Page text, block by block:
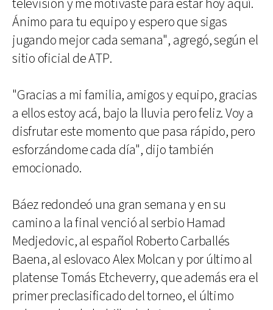
televisión y me motivaste para estar hoy aquí.
Ánimo para tu equipo y espero que sigas
jugando mejor cada semana", agregó, según el
sitio oficial de ATP.
"Gracias a mi familia, amigos y equipo, gracias
a ellos estoy acá, bajo la lluvia pero feliz. Voy a
disfrutar este momento que pasa rápido, pero
esforzándome cada día", dijo también
emocionado.
Báez redondeó una gran semana y en su
camino a la final venció al serbio Hamad
Medjedovic, al español Roberto Carballés
Baena, al eslovaco Alex Molcan y por último al
platense Tomás Etcheverry, que además era el
primer preclasificado del torneo, el último